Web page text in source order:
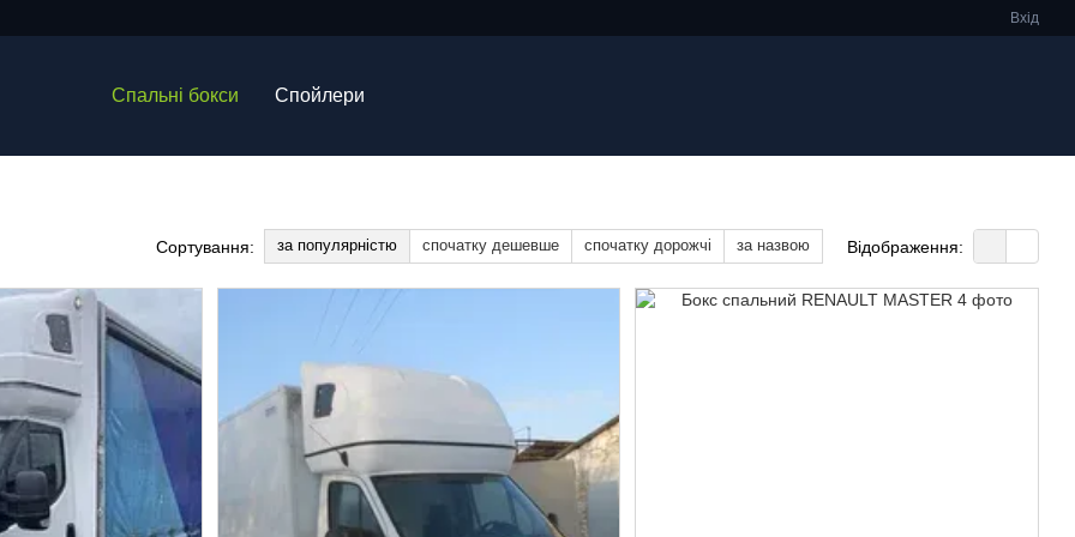
Вхід
Спальні бокси Спойлери
Сортування: за популярністю спочатку дешевше спочатку дорожчі за назвою Відображення: